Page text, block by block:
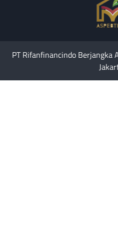
PT Rifanfinancindo Berjangka